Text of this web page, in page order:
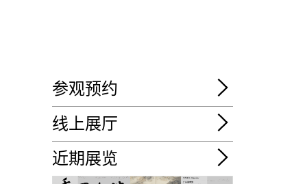
参观预约
线上展厅
近期展览